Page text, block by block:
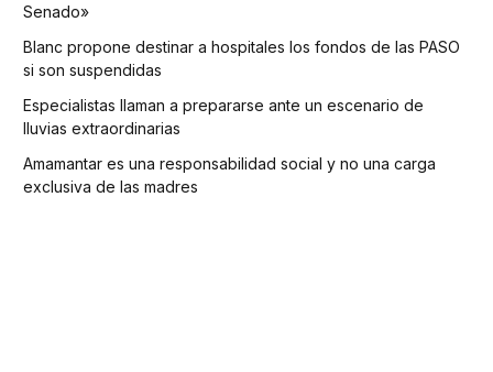
Senado»
Blanc propone destinar a hospitales los fondos de las PASO
si son suspendidas
Especialistas llaman a prepararse ante un escenario de
lluvias extraordinarias
Amamantar es una responsabilidad social y no una carga
exclusiva de las madres